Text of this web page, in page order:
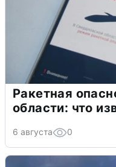
Ракетная
области: что
6 августа 0